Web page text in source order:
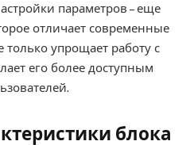
параметров – еще
отличает современные
только упрощает работу с
его более доступным
блока